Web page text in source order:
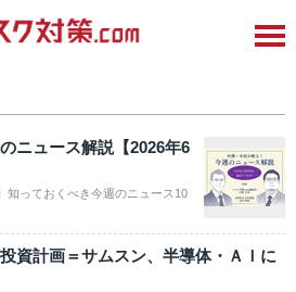
ニュース解説【2026年6
知っておくべき今週のニュース10
資計画＝サムスン、半導体・ＡＩに